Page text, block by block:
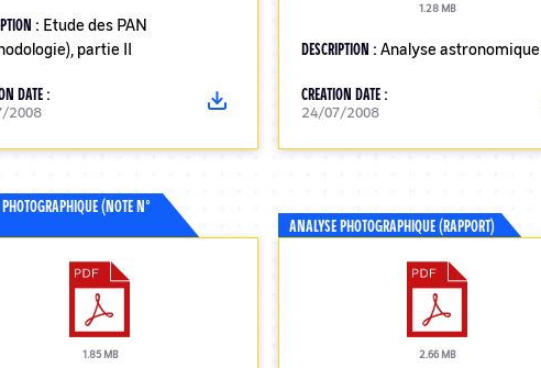
: Etude des PAN
partie II
DATE :
2008
1.28 MB
DESCRIPTION :Analyse astronomique
CREATION DATE :
24/07/2008
(NOTE N°
1.85 MB
ANALYSE PHOTOGRAPHIQUE (RAPPORT)
2.66 MB